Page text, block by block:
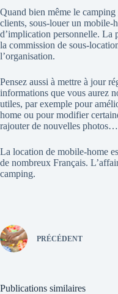
Quand bien même le camping
clients, sous-louer un mobile-
d’implication personnelle. La
la commission de sous-
l’organisation.
Pensez aussi à mettre à jour
informations que vous aurez
utiles, par exemple pour
home ou pour modifier
rajouter de nouvelles photos…
La location de mobile-home
de nombreux Français.
camping.
PRÉCÉDENT
Publications similaires